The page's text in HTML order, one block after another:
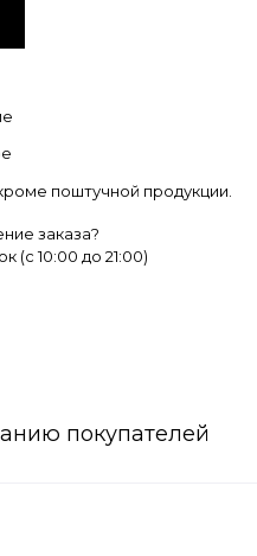
поштучной продукции.
заказа?
(c 10:00 до 21:00)
покупателей